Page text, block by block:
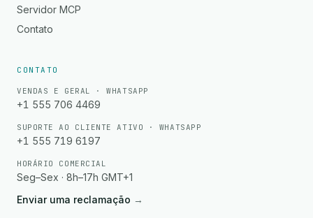
Servidor MCP
Contato
CONTATO
VENDAS E GERAL · WHATSAPP
+1 555 706 4469
SUPORTE AO CLIENTE ATIVO · WHATSAPP
+1 555 719 6197
HORÁRIO COMERCIAL
Seg–Sex · 8h–17h GMT+1
Enviar uma reclamação →